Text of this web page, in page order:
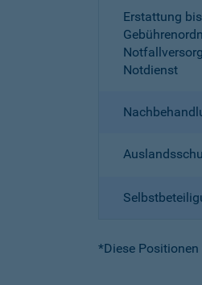
Erstattung
Notdienst
*Diese Positionen